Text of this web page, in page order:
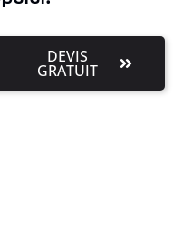
DEVIS
GRATUIT